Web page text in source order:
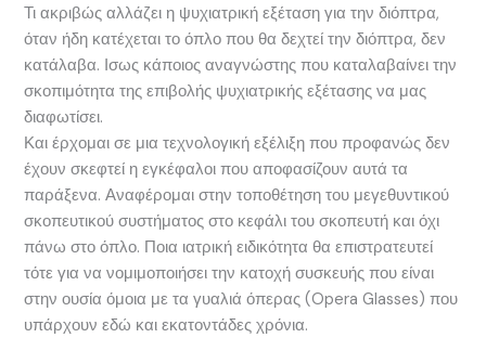
Τι ακριβώς αλλάζει η ψυχιατρική εξέταση για την διόπτρα,
όταν ήδη κατέχεται το όπλο που θα δεχτεί την διόπτρα, δεν
κατάλαβα. Ισως κάποιος αναγνώστης που καταλαβαίνει την
σκοπιμότητα της επιβολής ψυχιατρικής εξέτασης να μας
διαφωτίσει.
Και έρχομαι σε μια τεχνολογική εξέλιξη που προφανώς δεν
έχουν σκεφτεί η εγκέφαλοι που αποφασίζουν αυτά τα
παράξενα. Αναφέρομαι στην τοποθέτηση του μεγεθυντικού
σκοπευτικού συστήματος στο κεφάλι του σκοπευτή και όχι
πάνω στο όπλο. Ποια ιατρική ειδικότητα θα επιστρατευτεί
τότε για να νομιμοποιήσει την κατοχή συσκευής που είναι
στην ουσία όμοια με τα γυαλιά όπερας (Opera Glasses) που
υπάρχουν εδώ και εκατοντάδες χρόνια.